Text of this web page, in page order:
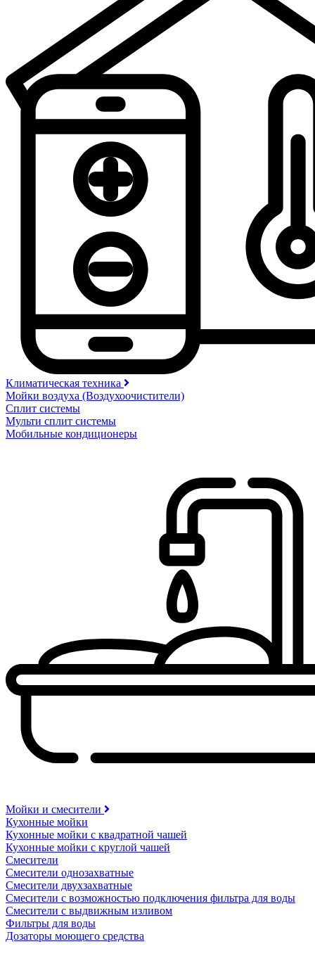
Климатическая техника
Мойки воздуха (Воздухоочистители)
Сплит системы
Мульти сплит системы
Мобильные кондиционеры
Мойки и смесители
Кухонные мойки
Кухонные мойки с квадратной чашей
Кухонные мойки с круглой чашей
Смесители
Смесители однозахватные
Смесители двухзахватные
Смесители с возможностью подключения фильтра для воды
Смесители с выдвижным изливом
Фильтры для воды
Дозаторы моющего средства